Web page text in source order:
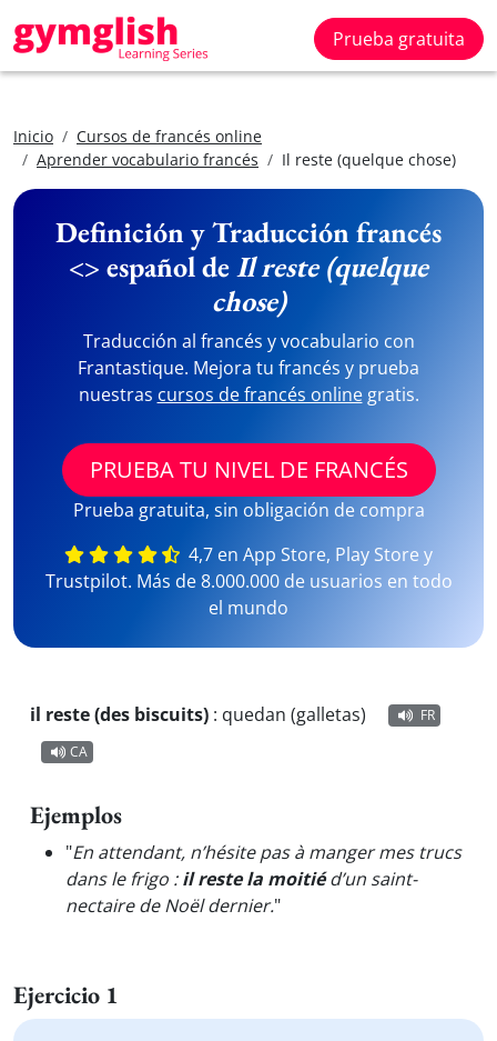
Prueba gratuita
Inicio
Cursos de francés online
Aprender vocabulario francés
Il reste (quelque chose)
Definición y Traducción francés
<> español deIl reste (quelque
chose)
Traducción al francés y vocabulario con
Frantastique. Mejora tu francés y prueba
nuestras cursos de francés onlinegratis.
PRUEBA TU NIVEL DE FRANCÉS
Prueba gratuita, sin obligación de compra
4,7 en App Store, Play Store y
Trustpilot. Más de 8.000.000 de usuarios en todo
el mundo
il reste (des biscuits) : quedan (galletas)
FR
CA
Ejemplos
"En attendant, n’hésite pas à manger mes trucs
dans le frigo :il reste la moitiéd’un saint-
nectaire de Noël dernier."
Ejercicio 1